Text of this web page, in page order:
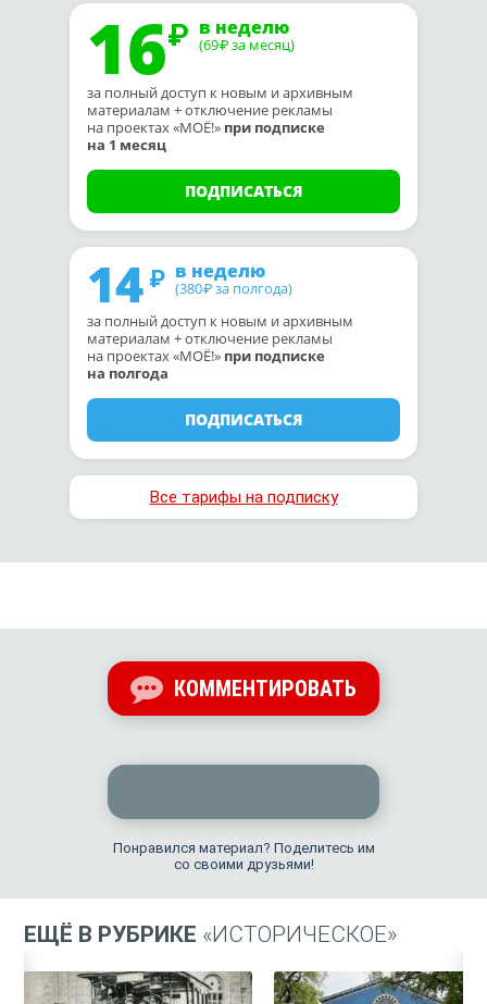
16 в неделю
(69₽ за месяц)
за полный доступ к новым и архивным
материалам + отключение рекламы
на проектах «МОЁ!» при подписке
на 1 месяц
ПОДПИСАТЬСЯ
14 в неделю
(380₽ за полгода)
за полный доступ к новым и архивным
материалам + отключение рекламы
на проектах «МОЁ!» при подписке
на полгода
ПОДПИСАТЬСЯ
Все тарифы на подписку
КОММЕНТИРОВАТЬ
Понравился материал? Поделитесь им
со своими друзьями!
ЕЩЁ В РУБРИКЕ «ИСТОРИЧЕСКОЕ»